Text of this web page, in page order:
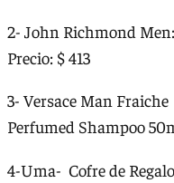
2- John Richmond
Precio: $ 413
3- Versace Man
Perfumed Shampoo
4-Uma- Cofre de